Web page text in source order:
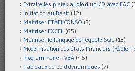
Extraire les pistes audio d'un CD avec EAC
Initiation au Basic (12)
Maîtriser ETAFI CONSO (3)
Maîtriser EXCEL (65)
Maîtriser le langage de requête SQL (13)
Modernisation des états financiers
Programmer en VBA (46)
Tableaux de bord dynamiques (7)